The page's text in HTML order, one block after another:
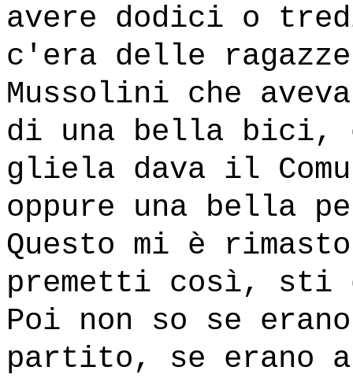
avere dodici o
c'era delle
Mussolini che
di una bella bici,
gliela dava il
oppure una bella
Questo mi è
premetti così, sti
Poi non so se
partito, se erano